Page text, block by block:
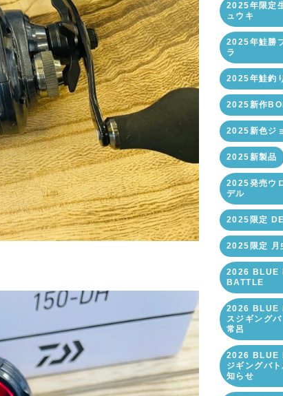
2025年限定
ュウキ
2025年鮭勝
ラ
2025年鮭釣
2025新作
2025新色ジ
2025新製品
2025発売ウ
デル
2025限定
2025限定 月
2026 BLUE
BATTLE
2026 BLUE
スジギング
常呂
2026 BLUE
ジギングバ
知らせ